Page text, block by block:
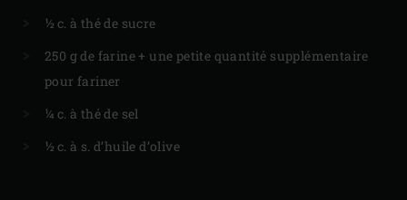
½ c. à thé de sucre
250 g de farine + une petite quantité supplémentaire
pour fariner
¼ c. à thé de sel
½ c. à s. d’huile d’olive